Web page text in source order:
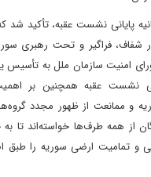
پایانی نشست عقبه، تأکید شد
شفاف، فراگیر و تحت رهبری
۲۲۵۴ شورای امنیت سازمان ملل به
نشست عقبه همچنین بر
و ممانعت از ظهور مجدد
از همه طرف‌ها خواسته‌اند تا
و تمامیت ارضی سوریه را طبق